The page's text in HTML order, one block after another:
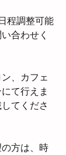
程調整可能
合わせく
、カフェ
て行えま
てくださ
方は、時